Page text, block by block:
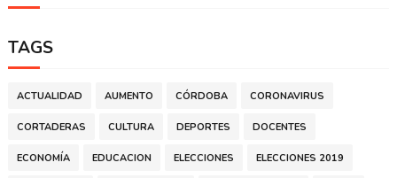
TAGS
ACTUALIDAD AUMENTO CÓRDOBA CORONAVIRUS
CORTADERAS CULTURA DEPORTES DOCENTES
ECONOMÍA EDUCACION ELECCIONES ELECCIONES 2019